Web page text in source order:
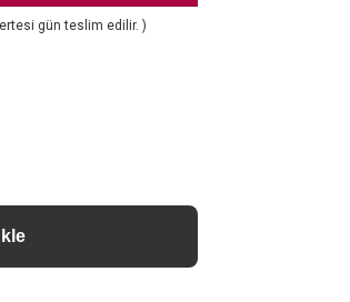
gün teslim edilir. )